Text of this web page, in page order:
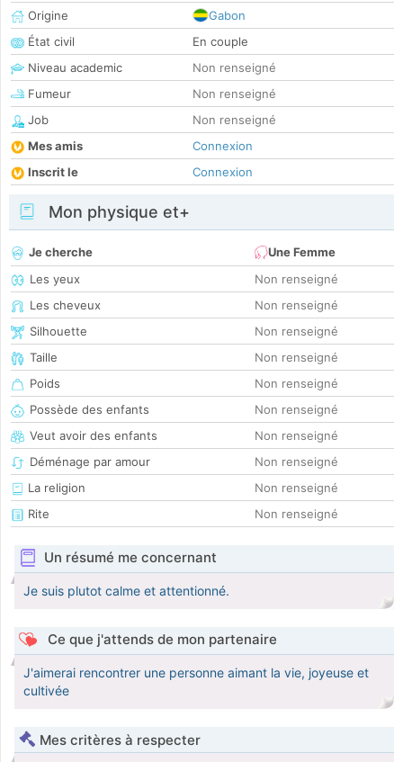
Origine
Gabon
État civil
En couple
Niveau academic
Non renseigné
Fumeur
Non renseigné
Job
Non renseigné
Mes amis
Connexion
Inscrit le
Connexion
Mon physique et+
Je cherche
Une Femme
Les yeux
Non renseigné
Les cheveux
Non renseigné
Silhouette
Non renseigné
Taille
Non renseigné
Poids
Non renseigné
Possède des enfants
Non renseigné
Veut avoir des enfants
Non renseigné
Déménage par amour
Non renseigné
La religion
Non renseigné
Rite
Non renseigné
Un résumé me concernant
Je suis plutot calme et attentionné.
Ce que j'attends de mon partenaire
J'aimerai rencontrer une personne aimant la vie, joyeuse et
cultivée
Mes critères à respecter